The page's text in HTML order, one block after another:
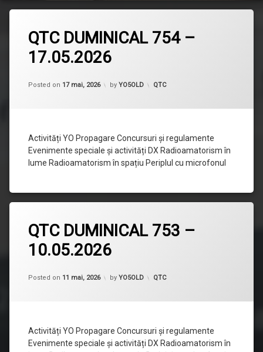
QTC DUMINICAL 754 –
17.05.2026
Posted on 17 mai, 2026 by YO5OLD Categorii:
QTC
Activități YO Propagare Concursuri și regulamente
Evenimente speciale și activități DX Radioamatorism în
lume Radioamatorism în spațiu Periplul cu microfonul
un
comentariu
la
QTC
754
QTC DUMINICAL 753 –
10.05.2026
Posted on 11 mai, 2026 by YO5OLD Categorii:
QTC
Activități YO Propagare Concursuri și regulamente
Evenimente speciale și activități DX Radioamatorism în
un
comentariu
la
QTC
753